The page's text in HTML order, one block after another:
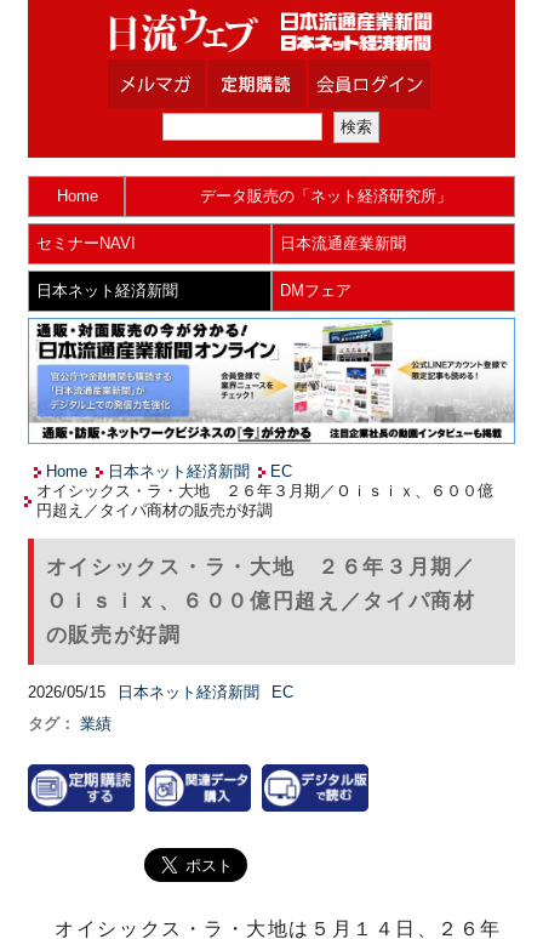
Home データ販売の「ネット経済研究所」
セミナーNAVI 日本流通産業新聞
日本ネット経済新聞 DMフェア
Home 日本ネット経済新聞
EC
オイシックス・ラ・大地 ２６年３月期／Ｏｉｓｉｘ、６００億
円超え／タイパ商材の販売が好調
オイシックス・ラ・大地 ２６年３月期／
Ｏｉｓｉｘ、６００億円超え／タイパ商材
の販売が好調
2026/05/15 日本ネット経済新聞
EC
タグ： 業績
オイシックス・ラ・大地は５月１４日、２６年